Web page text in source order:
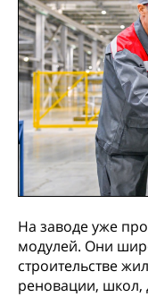
На заводе уже
модулей. Они
строительстве
реновации, школ,